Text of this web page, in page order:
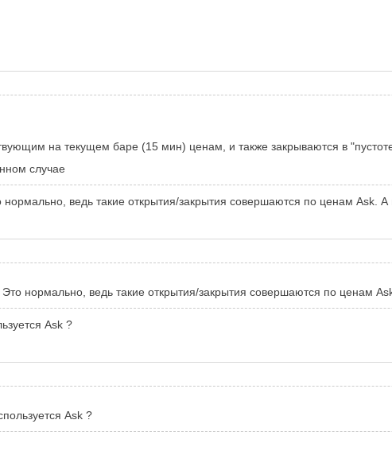
на текущем баре (15 мин) ценам, и также закрываются в
случае
ведь такие открытия/закрытия совершаются по ценам Ask. А
нормально, ведь такие открытия/закрытия совершаются по ценам
Ask ?
Ask ?